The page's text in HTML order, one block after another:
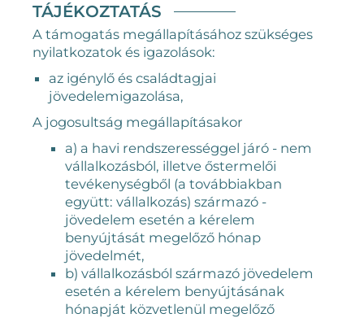
TÁJÉKOZTATÁS
A támogatás megállapításához szükséges
nyilatkozatok és igazolások:
az igénylő és családtagjai
jövedelemigazolása,
A jogosultság megállapításakor
a) a havi rendszerességgel járó - nem
vállalkozásból, illetve őstermelői
tevékenységből (a továbbiakban
együtt: vállalkozás) származó -
jövedelem esetén a kérelem
benyújtását megelőző hónap
jövedelmét,
b) vállalkozásból származó jövedelem
esetén a kérelem benyújtásának
hónapját közvetlenül megelőző